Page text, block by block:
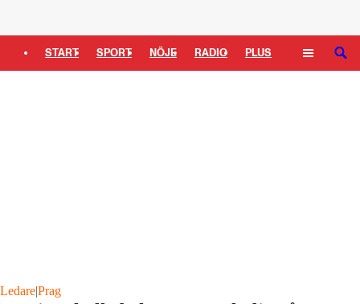
START SPORT NÖJE RADIO PLUS SÖK
Ledare|Prag